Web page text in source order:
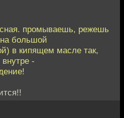
промываешь, режешь
большой
в кипящем масле так,
-